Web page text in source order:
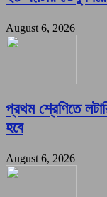
August 6, 2026
প্রথম শ্রেণিতে
হবে
August 6, 2026